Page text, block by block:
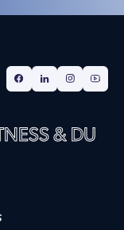
& DU